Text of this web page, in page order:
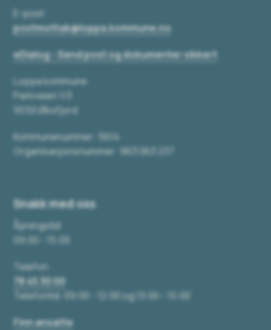
E-post
postmottak@loppa.kommune.no
eDialog - Send post og dokumenter sikkert
Loppa kommune
Parkveien 1/3
9550 Øksfjord
Kommunenummer: 5614
Organisasjonsnummer: 963 063 237
Snakk med oss
Åpningstid
09:00 - 15:00
Telefon
78 45 30 00
Telefontid: 09:00 - 12:00 og 13:00 - 15:00
Finn ansatte